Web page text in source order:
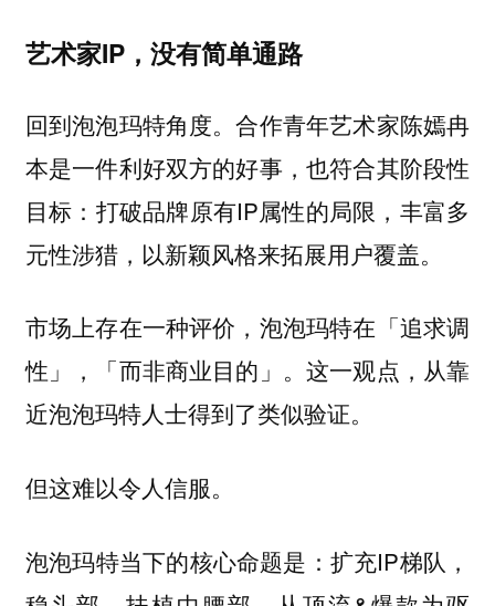
艺术家IP，没有简单通路
回到泡泡玛特角度。合作青年艺术家陈嫣冉
本是一件利好双方的好事，也符合其阶段性
目标：打破品牌原有IP属性的局限，丰富多
元性涉猎，以新颖风格来拓展用户覆盖。
市场上存在一种评价，泡泡玛特在「追求调
性」，「而非商业目的」。这一观点，从靠
近泡泡玛特人士得到了类似验证。
但这难以令人信服。
泡泡玛特当下的核心命题是：扩充IP梯队，